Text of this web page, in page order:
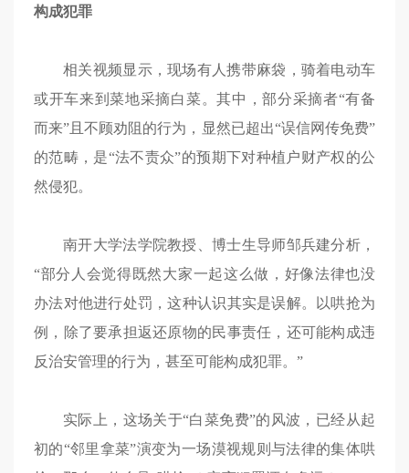
构成犯罪
相关视频显示，现场有人携带麻袋，骑着电动车
或开车来到菜地采摘白菜。其中，部分采摘者“有备
而来”且不顾劝阻的行为，显然已超出“误信网传免费”
的范畴，是“法不责众”的预期下对种植户财产权的公
然侵犯。
南开大学法学院教授、博士生导师邹兵建分析，
“部分人会觉得既然大家一起这么做，好像法律也没
办法对他进行处罚，这种认识其实是误解。以哄抢为
例，除了要承担返还原物的民事责任，还可能构成违
反治安管理的行为，甚至可能构成犯罪。”
实际上，这场关于“白菜免费”的风波，已经从起
初的“邻里拿菜”演变为一场漠视规则与法律的集体哄